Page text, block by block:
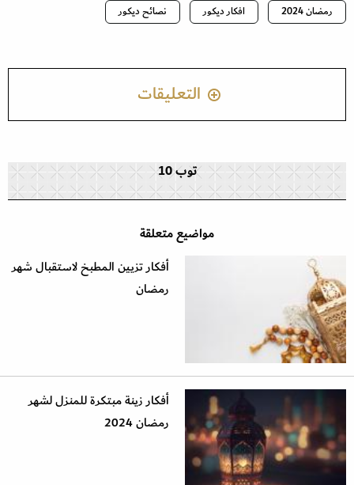
رمضان 2024
افكار ديكور نصائح ديكور
التعليقات
توب 10
مواضيع متعلقة
أفكار تزيين المطبخ لاستقبال شهر
رمضان
أفكار زينة مبتكرة للمنزل لشهر
رمضان 2024